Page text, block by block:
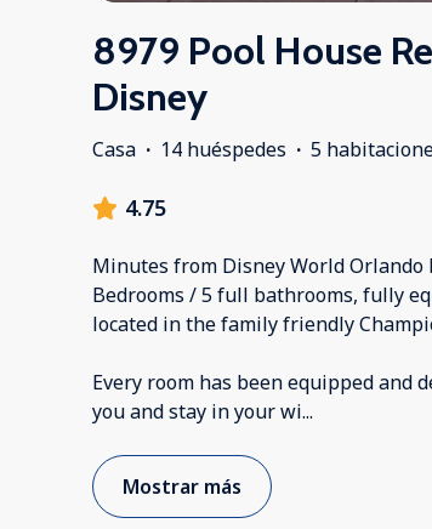
8979 Pool House
Disney
Casa · 14 huéspedes · 5
4.75
Minutes from Disney World
Bedrooms / 5 full bathrooms, fully
located in the family friendly
Every room has been equipped and
you and stay in your wi...
Mostrar más